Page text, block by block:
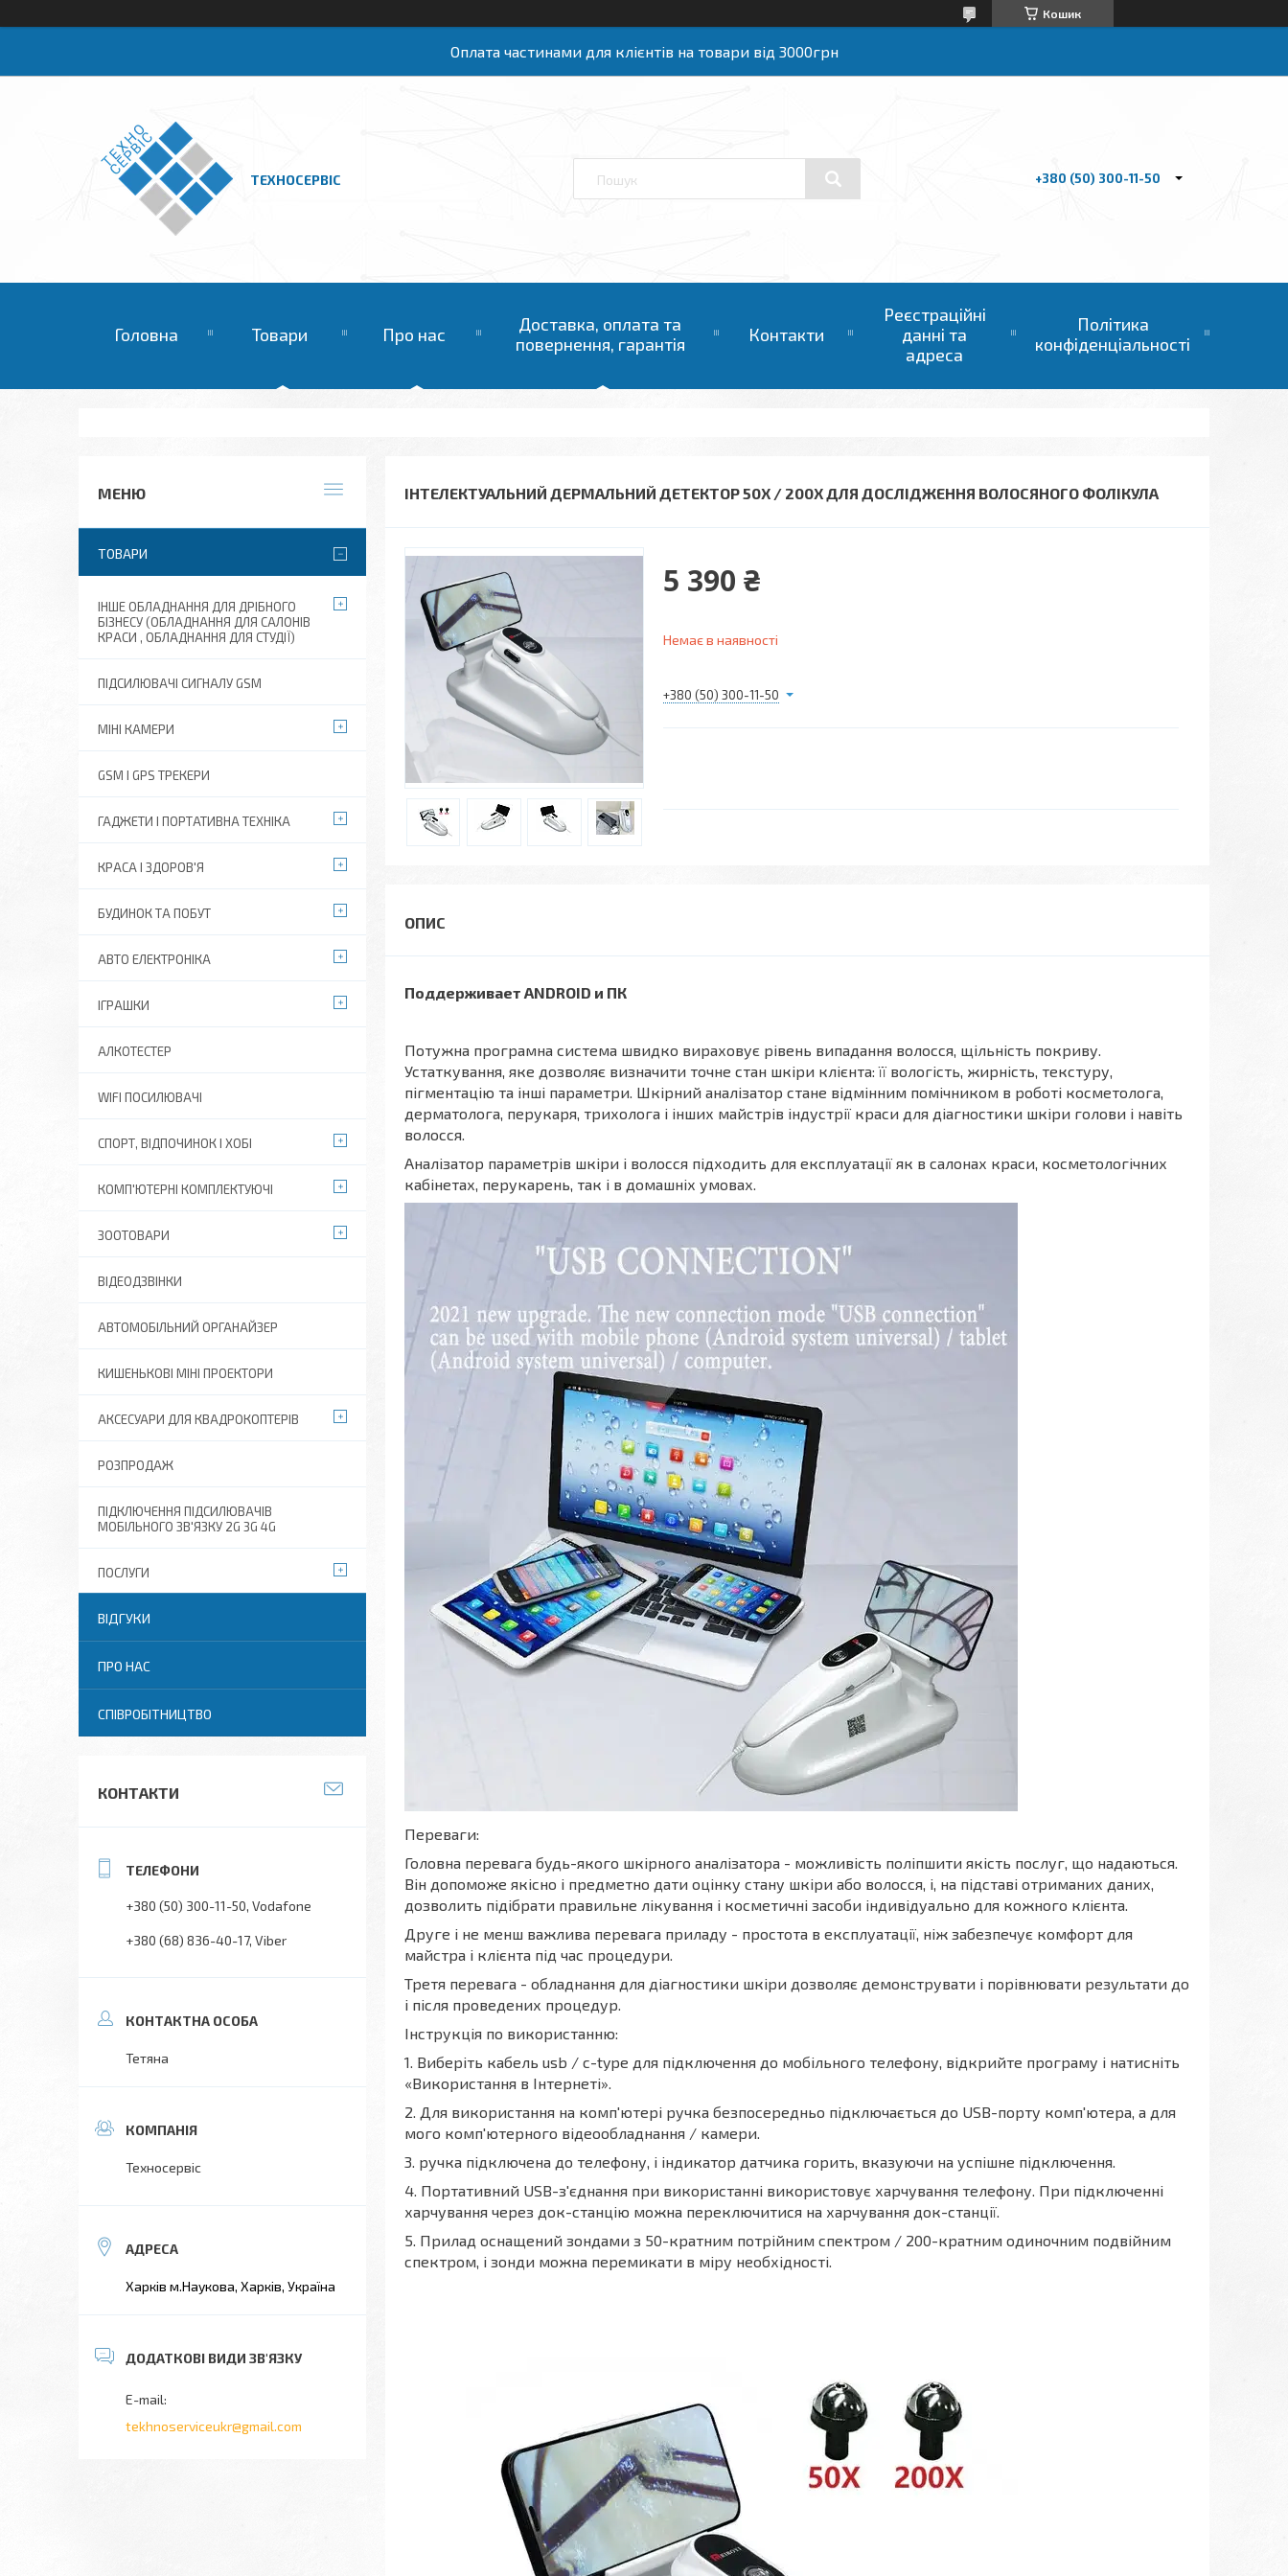
Кошик
Оплата частинами для клієнтів на товари від 3000грн
ТЕХНОСЕРВІС +380 (50) 300-11-50
Головна Товари Про нас
Доставка, оплата та
повернення, гарантія
Контакти
Реєстраційні
данні та
адреса
Політика
конфіденціальності
ІНТЕЛЕКТУАЛЬНИЙ ДЕРМАЛЬНИЙ ДЕТЕКТОР 50X / 200X ДЛЯ ДОСЛІДЖЕННЯ ВОЛОСЯНОГО ФОЛІКУЛА
5 390 ₴
Немає в наявності
+380 (50) 300-11-50
Поддерживает ANDROID и ПК
Потужна програмна система швидко вираховує рівень випадання волосся, щільність покриву.
Устаткування, яке дозволяє визначити точне стан шкіри клієнта: її вологість, жирність, текстуру,
пігментацію та інші параметри. Шкірний аналізатор стане відмінним помічником в роботі косметолога,
дерматолога, перукаря, трихолога і інших майстрів індустрії краси для діагностики шкіри голови і навіть
волосся.
Аналізатор параметрів шкіри і волосся підходить для експлуатації як в салонах краси, косметологічних
кабінетах, перукарень, так і в домашніх умовах.
Переваги:
Головна перевага будь-якого шкірного аналізатора - можливість поліпшити якість послуг, що надаються.
Він допоможе якісно і предметно дати оцінку стану шкіри або волосся, і, на підставі отриманих даних,
дозволить підібрати правильне лікування і косметичні засоби індивідуально для кожного клієнта.
Друге і не менш важлива перевага приладу - простота в експлуатації, ніж забезпечує комфорт для
майстра і клієнта під час процедури.
Третя перевага - обладнання для діагностики шкіри дозволяє демонструвати і порівнювати результати до
і після проведених процедур.
Інструкція по використанню:
1. Виберіть кабель usb / c-type для підключення до мобільного телефону, відкрийте програму і натисніть
«Використання в Інтернеті».
2. Для використання на комп'ютері ручка безпосередньо підключається до USB-порту комп'ютера, а для
мого комп'ютерного відеообладнання / камери.
3. ручка підключена до телефону, і індикатор датчика горить, вказуючи на успішне підключення.
4. Портативний USB-з'єднання при використанні використовує харчування телефону. При підключенні
харчування через док-станцію можна переключитися на харчування док-станції.
5. Прилад оснащений зондами з 50-кратним потрійним спектром / 200-кратним одиночним подвійним
спектром, і зонди можна перемикати в міру необхідності.
ТОВАРИ
ІНШЕ ОБЛАДНАННЯ ДЛЯ ДРІБНОГО
БІЗНЕСУ (ОБЛАДНАННЯ ДЛЯ САЛОНІВ
КРАСИ , ОБЛАДНАННЯ ДЛЯ СТУДІЇ)
ПІДСИЛЮВАЧІ СИГНАЛУ GSM
МІНІ КАМЕРИ
GSM І GPS ТРЕКЕРИ
ГАДЖЕТИ І ПОРТАТИВНА ТЕХНІКА
КРАСА І ЗДОРОВ'Я
БУДИНОК ТА ПОБУТ
АВТО ЕЛЕКТРОНІКА
ІГРАШКИ
АЛКОТЕСТЕР
WIFI ПОСИЛЮВАЧІ
СПОРТ, ВІДПОЧИНОК І ХОБІ
КОМП'ЮТЕРНІ КОМПЛЕКТУЮЧІ
ЗООТОВАРИ
ВІДЕОДЗВІНКИ
АВТОМОБІЛЬНИЙ ОРГАНАЙЗЕР
КИШЕНЬКОВІ МІНІ ПРОЕКТОРИ
АКСЕСУАРИ ДЛЯ КВАДРОКОПТЕРІВ
РОЗПРОДАЖ
ПІДКЛЮЧЕННЯ ПІДСИЛЮВАЧІВ
МОБІЛЬНОГО ЗВ'ЯЗКУ 2G 3G 4G
ПОСЛУГИ
ВІДГУКИ
ПРО НАС
СПІВРОБІТНИЦТВО
КОНТАКТИ
+380 (50) 300-11-50 Vodafone
+380 (68) 836-40-17 Viber
Тетяна
Техносервіс
Харків м.Наукова, Харків, Україна
tekhnoserviceukr@gmail.com